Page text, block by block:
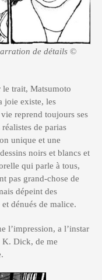
de détails ©
le trait, Matsumoto
joie existe, les
reprend toujours ses
de parias
unique et une
noirs et blancs et
qui parle à tous,
pas grand-chose de
dépeint des
dénués de malice.
l’impression, a l’instar
K. Dick, de me